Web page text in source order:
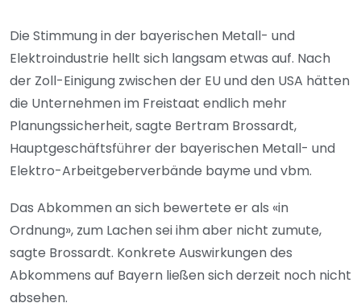
Die Stimmung in der bayerischen Metall- und
Elektroindustrie hellt sich langsam etwas auf. Nach
der Zoll-Einigung zwischen der EU und den USA hätten
die Unternehmen im Freistaat endlich mehr
Planungssicherheit, sagte Bertram Brossardt,
Hauptgeschäftsführer der bayerischen Metall- und
Elektro-Arbeitgeberverbände bayme und vbm.
Das Abkommen an sich bewertete er als «in
Ordnung», zum Lachen sei ihm aber nicht zumute,
sagte Brossardt. Konkrete Auswirkungen des
Abkommens auf Bayern ließen sich derzeit noch nicht
absehen.